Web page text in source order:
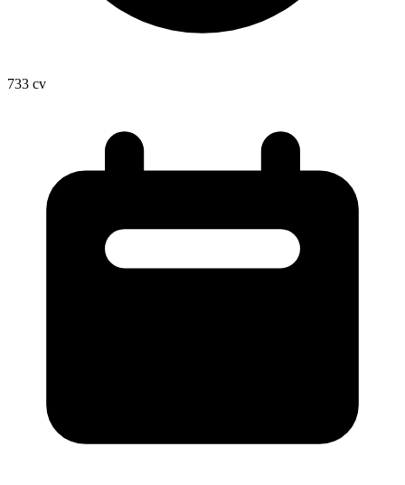
733 cv